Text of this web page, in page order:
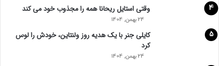
وقتی استایل ریحانا همه را مجذوب خود می‌ کند
24 بهمن, 1404
کایلی جنر با یک هدیه روز ولنتاین، خودش را لوس
کرد
24 بهمن, 1404